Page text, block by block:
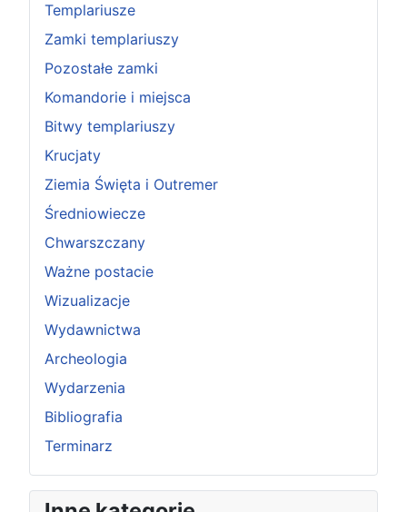
Templariusze
Zamki templariuszy
Pozostałe zamki
Komandorie i miejsca
Bitwy templariuszy
Krucjaty
Ziemia Święta i Outremer
Średniowiecze
Chwarszczany
Ważne postacie
Wizualizacje
Wydawnictwa
Archeologia
Wydarzenia
Bibliografia
Terminarz